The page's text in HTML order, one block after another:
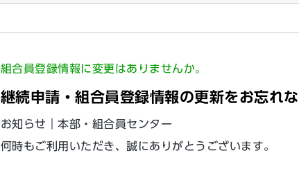
組合員登録情報に変更はありませんか。
継続申請・組合員登録情報の更新をお忘れ
お知らせ｜本部・組合員センター
何時もご利用いただき、誠にありがとうございます。